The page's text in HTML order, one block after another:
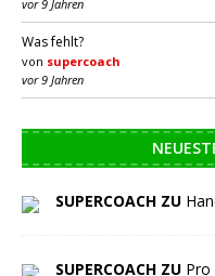
vor 9 Jahren
Was fehlt?
von supercoach
vor 9 Jahren
SUPERCOACH ZU
SUPERCOACH ZU Pro